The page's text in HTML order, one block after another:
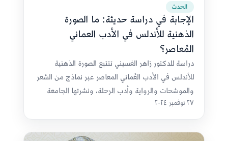
الحدث
الإجابة في دراسة حديثة: ما الصورة
الذهنية للأندلس في الأدب العماني
المُعاصر؟
دراسة للدكتور زاهر الغسيني تتتبع الصورة الذهنية
للأندلس في الأدب العُماني المعاصر عبر نماذج من الشعر
والموشحات والرواية وأدب الرحلة، ونشرتها الجامعة
الأردنية.
٢٧ نوفمبر ٢٠٢٤